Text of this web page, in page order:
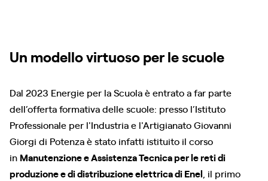
Un modello virtuoso per le scuole
Dal 2023 Energie per la Scuola è entrato a far parte
dell’offerta formativa delle scuole: presso l’Istituto
Professionale per l'Industria e l'Artigianato Giovanni
Giorgi di Potenza è stato infatti istituito il corso
in Manutenzione e Assistenza Tecnica per le reti di
produzione e di distribuzione elettrica di Enel , il primo